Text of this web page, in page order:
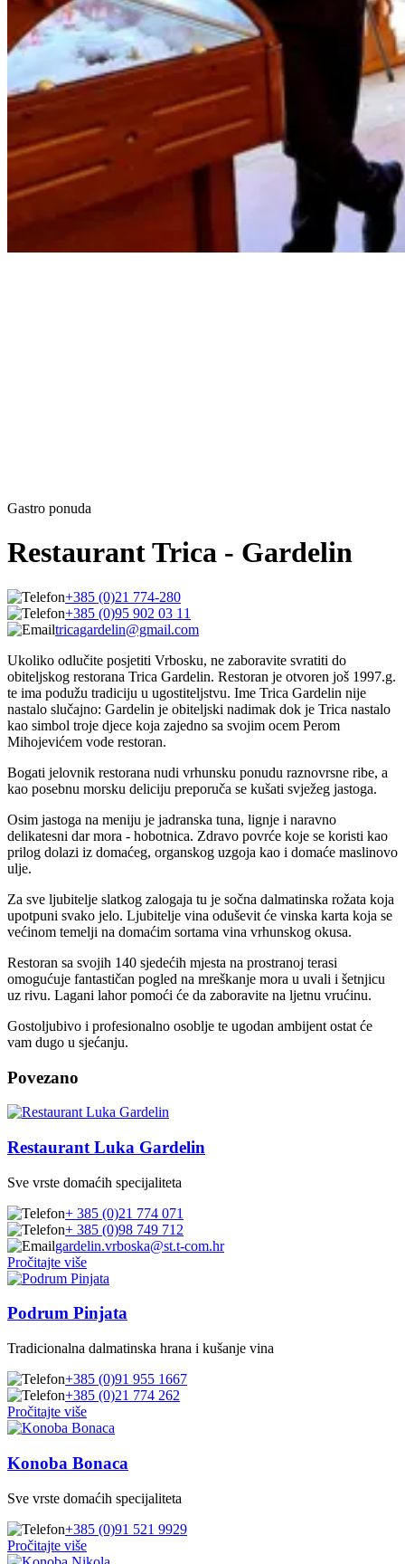
Gastro ponuda
Restaurant Trica - Gardelin
+385 (0)21 774-280
+385 (0)95 902 03 11
tricagardelin@gmail.com
Ukoliko odlučite posjetiti Vrbosku, ne zaboravite svratiti do
obiteljskog restorana Trica Gardelin. Restoran je otvoren još 1997.g.
te ima podužu tradiciju u ugostiteljstvu. Ime Trica Gardelin nije
nastalo slučajno: Gardelin je obiteljski nadimak dok je Trica nastalo
kao simbol troje djece koja zajedno sa svojim ocem Perom
Mihojevićem vode restoran.
Bogati jelovnik restorana nudi vrhunsku ponudu raznovrsne ribe, a
kao posebnu morsku deliciju preporuča se kušati svježeg jastoga.
Osim jastoga na meniju je jadranska tuna, lignje i naravno
delikatesni dar mora - hobotnica. Zdravo povrće koje se koristi kao
prilog dolazi iz domaćeg, organskog uzgoja kao i domaće maslinovo
ulje.
Za sve ljubitelje slatkog zalogaja tu je sočna dalmatinska rožata koja
upotpuni svako jelo. Ljubitelje vina oduševit će vinska karta koja se
većinom temelji na domaćim sortama vina vrhunskog okusa.
Restoran sa svojih 140 sjedećih mjesta na prostranoj terasi
omogućuje fantastičan pogled na mreškanje mora u uvali i šetnjicu
uz rivu. Lagani lahor pomoći će da zaboravite na ljetnu vrućinu.
Gostoljubivo i profesionalno osoblje te ugodan ambijent ostat će
vam dugo u sjećanju.
Povezano
Restaurant Luka Gardelin
Sve vrste domaćih specijaliteta
+ 385 (0)21 774 071
+ 385 (0)98 749 712
gardelin.vrboska@st.t-com.hr
Pročitajte više
Podrum Pinjata
Tradicionalna dalmatinska hrana i kušanje vina
+385 (0)91 955 1667
+385 (0)21 774 262
Pročitajte više
Konoba Bonaca
Sve vrste domaćih specijaliteta
+385 (0)91 521 9929
Pročitajte više